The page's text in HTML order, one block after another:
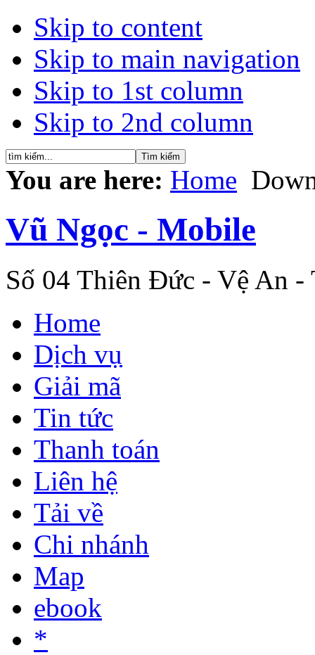
Skip to content
Skip to main navigation
Skip to 1st column
Skip to 2nd column
You are here: Home
Vũ Ngọc - Mobile
Số 04 Thiên Đức - Vệ An
Home
Dịch vụ
Giải mã
Tin tức
Thanh toán
Liên hệ
Tải về
Chi nhánh
Map
ebook
*